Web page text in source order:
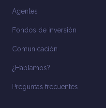
Agentes
Fondos de inversión
Comunicación
¿Hablamos?
Preguntas frecuentes